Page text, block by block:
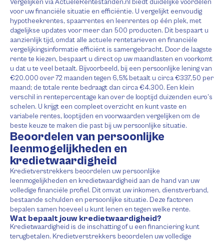
Vergelijken via ActueleRentestanden.nl biedt duidelijke voordelen
voor uw financiële situatie en efficiëntie. U vergelijkt eenvoudig
hypotheekrentes, spaarrentes en leenrentes op één plek, met
dagelijkse updates voor meer dan 500 producten. Dit bespaart u
aanzienlijk tijd, omdat alle actuele rentetarieven en financiële
vergelijkingsinformatie efficiënt is samengebracht. Door de laagste
rente te kiezen, bespaart u direct op uw maandlasten en voorkomt
u dat u te veel betaalt. Bijvoorbeeld, bij een persoonlijke lening van
€20.000 over 72 maanden tegen 6,5% betaalt u circa €337,50 per
maand; de totale rente bedraagt dan circa €4.300. Een klein
verschil in rentepercentage kan over de looptijd duizenden euro’s
schelen. U krijgt een compleet overzicht en kunt vaste en
variabele rentes, looptijden en voorwaarden vergelijken om de
beste keuze te maken die past bij uw persoonlijke situatie.
Beoordelen van persoonlijke
leenmogelijkheden en
kredietwaardigheid
Kredietverstrekkers beoordelen uw persoonlijke
leenmogelijkheden en kredietwaardigheid aan de hand van uw
volledige financiële profiel. Dit omvat uw inkomen, dienstverband,
bestaande schulden en persoonlijke situatie. Deze factoren
bepalen samen hoeveel u kunt lenen en tegen welke rente.
Wat bepaalt jouw kredietwaardigheid?
Kredietwaardigheid is de inschatting of u een financiering kunt
terugbetalen. Kredietverstrekkers beoordelen uw volledige